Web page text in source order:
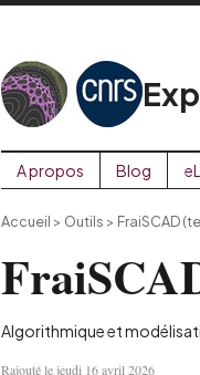
A propos Blog
Accueil > Outils > FraiSCAD
Algorithmique et
Rajouté le jeudi 16 avril 2026